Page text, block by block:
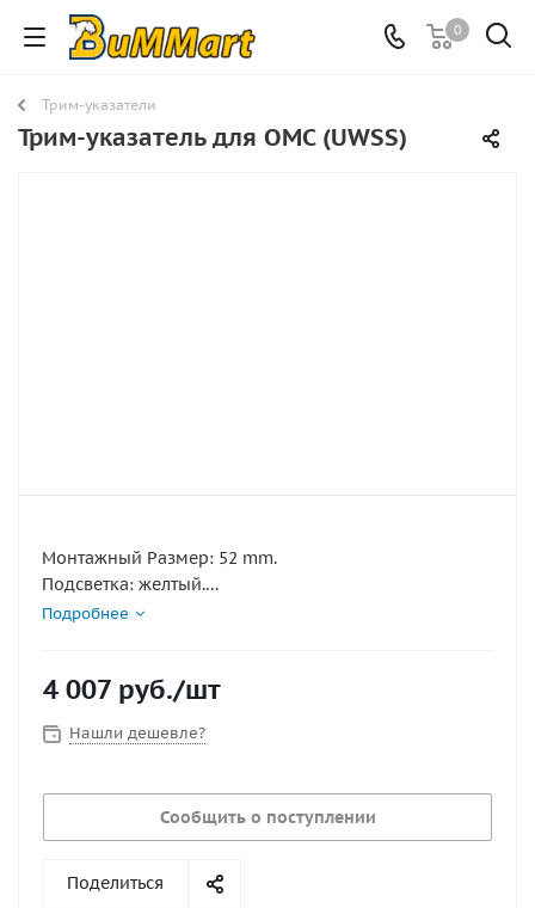
0
Трим-указатели
Трим-указатель для OMC (UWSS)
Монтажный Размер: 52 mm.
Подсветка: желтый.
Отображаемый Диапазон значений: UP-DN .
Класс защиты: IP7
Диаметр установки, мм : 52
Материал : Пластмасса
Напряжение, В : 12\24
Подсветка : Желтый
Подробнее
4 007 руб./шт
Нашли дешевле?
Сообщить о поступлении
Поделиться